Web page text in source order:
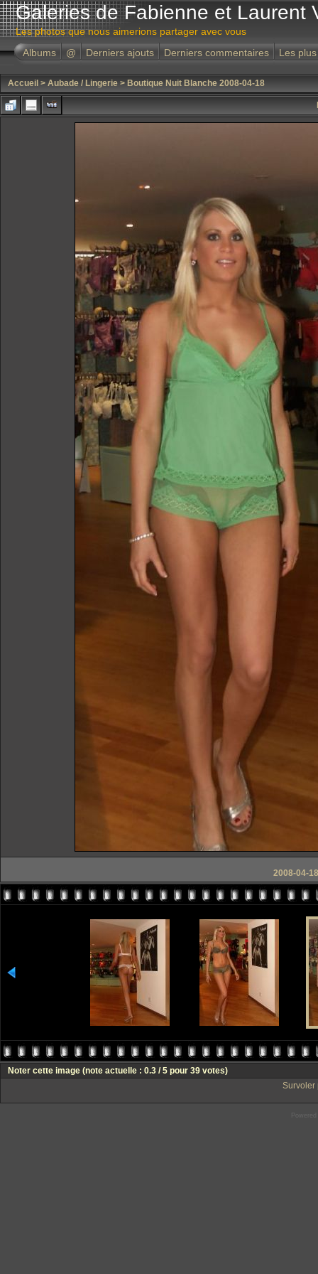
Galeries de Fabienne et Laurent
Les photos que nous aimerions partager avec vous
Albums
@ Derniers ajouts Derniers commentaires Les
Accueil > Aubade / Lingerie > Boutique Nuit Blanche 2008-04-18
2008-04-
Noter cette image (note actuelle : 0.3 / 5 pour 39 votes)
Survoler